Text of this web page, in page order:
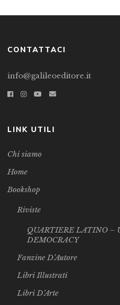
CONTATTACI
info@galileoeditore.it
LINK UTILI
Chi siamo
Home
Bookshop
Riviste
QUARTIERE LATINO –
DEMOCRACY
Fanzine D’Autore
Libri Illustrati
Libri D’Arte